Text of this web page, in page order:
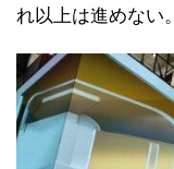
れ以上は進めない。